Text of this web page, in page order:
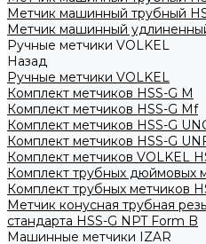
Метчик машинный трубный
Метчик машинный
Ручные метчики VOLKEL
Назад
Ручные метчики VOLKEL
Комплект метчиков HSS-G M
Комплект метчиков HSS-G Mf
Комплект метчиков HSS-G
Комплект метчиков HSS-G
Комплект метчиков VOLKEL
Комплект трубных дюймовых
Комплект трубных метчиков
Метчик конусная трубная
стандарта HSS-G NPT Form B
Машинные метчики IZAR